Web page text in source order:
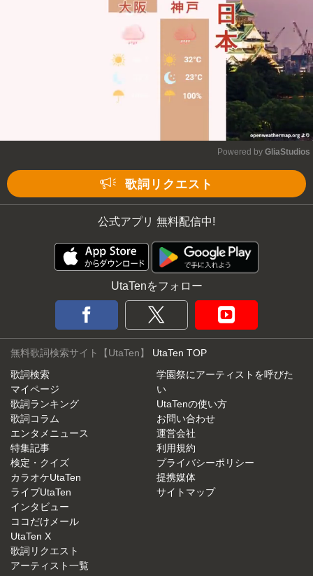
Powered by GliaStudios
歌詞リクエスト
公式アプリ 無料配信中!
UtaTenをフォロー
無料歌詞検索サイト【UtaTen】 UtaTen TOP
歌詞検索
マイページ
歌詞ランキング
歌詞コラム
エンタメニュース
特集記事
検定・クイズ
カラオケUtaTen
ライブUtaTen
インタビュー
ココだけメール
UtaTen X
歌詞リクエスト
アーティスト一覧
学園祭にアーティストを呼びた
い
UtaTenの使い方
お問い合わせ
運営会社
利用規約
プライバシーポリシー
提携媒体
サイトマップ